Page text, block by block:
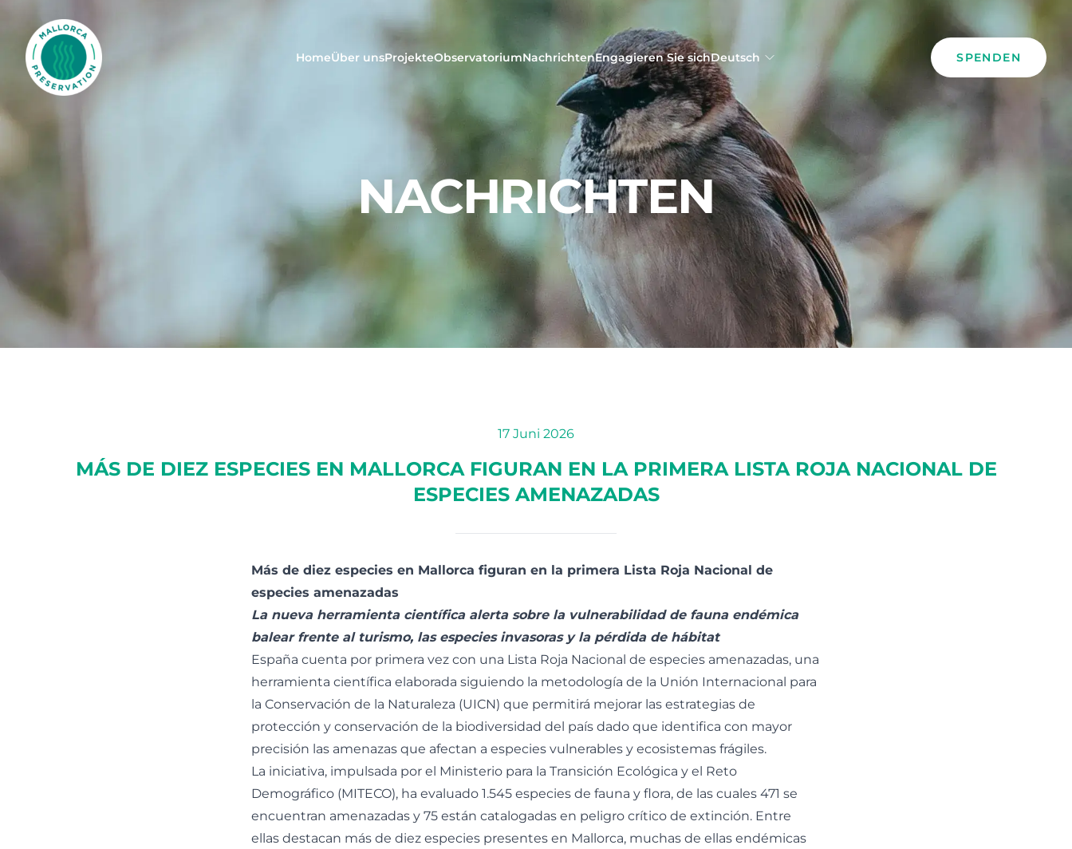
Mallorca Preservation Foundation
HomeÜber unsProjekteObservatoriumNachrichtenEngagieren Sie sichDeutsch SPENDEN
NACHRICHTEN
17 Juni 2026
MÁS DE DIEZ ESPECIES EN MALLORCA FIGURAN EN LA PRIMERA LISTA ROJA NACIONAL DE
ESPECIES AMENAZADAS
Más de diez especies en Mallorca figuran en la primera Lista Roja Nacional de
especies amenazadas
La nueva herramienta científica alerta sobre la vulnerabilidad de fauna endémica
balear frente al turismo, las especies invasoras y la pérdida de hábitat
España cuenta por primera vez con una Lista Roja Nacional de especies amenazadas, una
herramienta científica elaborada siguiendo la metodología de la Unión Internacional para
la Conservación de la Naturaleza (UICN) que permitirá mejorar las estrategias de
protección y conservación de la biodiversidad del país dado que identifica con mayor
precisión las amenazas que afectan a especies vulnerables y ecosistemas frágiles.
La iniciativa, impulsada por el Ministerio para la Transición Ecológica y el Reto
Demográfico (MITECO), ha evaluado 1.545 especies de fauna y flora, de las cuales 471 se
encuentran amenazadas y 75 están catalogadas en peligro crítico de extinción. Entre
ellas destacan más de diez especies presentes en Mallorca, muchas de ellas endémicas